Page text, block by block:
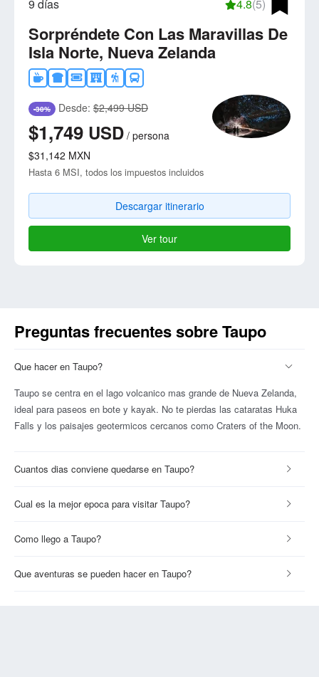
9 días 4.8(5)
Sorpréndete Con Las Maravillas De
Isla Norte, Nueva Zelanda
-30% Desde: $2,499 USD
$1,749 USD / persona
$31,142 MXN
Hasta 6 MSI, todos los impuestos incluidos
Descargar itinerario
Ver tour
Preguntas frecuentes sobre Taupo
Que hacer en Taupo?
Taupo se centra en el lago volcanico mas grande de Nueva Zelanda,
ideal para paseos en bote y kayak. No te pierdas las cataratas Huka
Falls y los paisajes geotermicos cercanos como Craters of the Moon.
Cuantos dias conviene quedarse en Taupo?
Cual es la mejor epoca para visitar Taupo?
Como llego a Taupo?
Que aventuras se pueden hacer en Taupo?